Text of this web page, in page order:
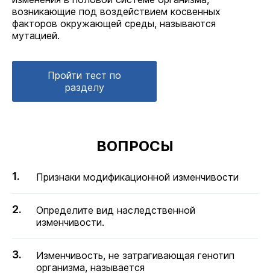
возникающие под воздействием косвенных
факторов окружающей среды, называются
мутацией.
Пройти тест по
разделу
ВОПРОСЫ
Признаки модификационной изменчивости
Определите вид наследственной
изменчивости.
Изменчивость, не за­тра­ги­ва­ющая ге­но­тип
ор­га­низ­ма, называется